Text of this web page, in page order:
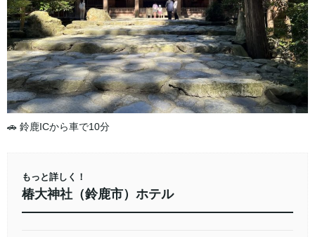
🚗 鈴鹿ICから車で10分
もっと詳しく！
椿大神社（鈴鹿市）ホテル